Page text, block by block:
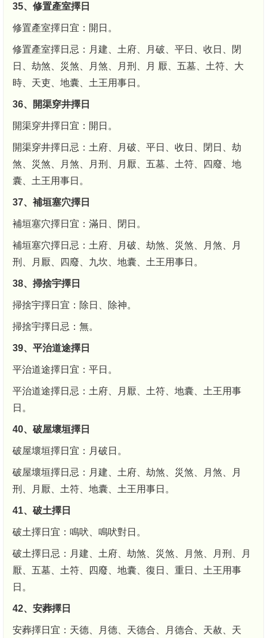
35、修置產室擇日
修置產室擇日宜：開日。
修置產室擇日忌：月建、土府、月破、平日、收日、閉
日、劫煞、災煞、月煞、月刑、月 厭、五墓、土符、大
時、天吏、地囊、土王用事日。
36、開渠穿井擇日
開渠穿井擇日宜：開日。
開渠穿井擇日忌：土府、月破、平日、收日、閉日、劫
煞、災煞、月煞、月刑、月厭、五墓、土符、四廢、地
囊、土王用事日。
37、補垣塞穴擇日
補垣塞穴擇日宜：滿日、閉日。
補垣塞穴擇日忌：土府、月破、劫煞、災煞、月煞、月
刑、月厭、四廢、九坎、地囊、土王用事日。
38、掃捨宇擇日
掃捨宇擇日宜：除日、除神。
掃捨宇擇日忌：無。
39、平治道途擇日
平治道途擇日宜：平日。
平治道途擇日忌：土府、月厭、土符、地囊、土王用事
日。
40、破屋壞垣擇日
破屋壞垣擇日宜：月破日。
破屋壞垣擇日忌：月建、土府、劫煞、災煞、月煞、月
刑、月厭、土符、地囊、土王用事日。
41、破土擇日
破土擇日宜：鳴吠、鳴吠對日。
破土擇日忌：月建、土府、劫煞、災煞、月煞、月刑、月
厭、五墓、土符、四廢、地囊、復日、重日、土王用事
日。
42、安葬擇日
安葬擇日宜：天德、月德、天德合、月德合、天赦、天